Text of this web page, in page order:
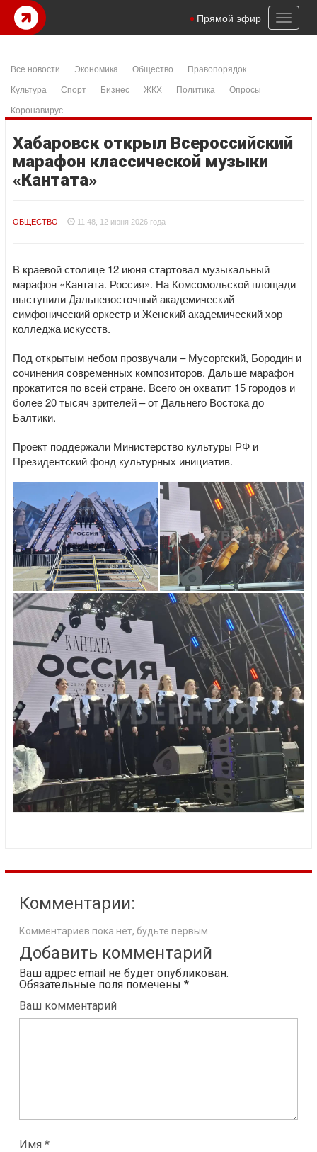
Toggle
Прямой эфир
Все новости Экономика Общество
Правопорядок
Культура
Спорт Бизнес ЖКХ Политика
Опросы
Коронавирус
Хабаровск открыл Всероссийский
марафон классической музыки
«Кантата»
ОБЩЕСТВО 11:48, 12 июня 2026 года
В краевой столице 12 июня стартовал музыкальный
марафон «Кантата. Россия». На Комсомольской площади
выступили Дальневосточный академический
симфонический оркестр и Женский академический хор
колледжа искусств.
Под открытым небом прозвучали – Мусоргский, Бородин и
сочинения современных композиторов. Дальше марафон
прокатится по всей стране. Всего он охватит 15 городов и
более 20 тысяч зрителей – от Дальнего Востока до
Балтики.
Проект поддержали Министерство культуры РФ и
Президентский фонд культурных инициатив.
Комментарии:
Комментариев пока нет, будьте первым.
Добавить комментарий
Ваш адрес email не будет опубликован.
Обязательные поля помечены *
Ваш комментарий
Имя *